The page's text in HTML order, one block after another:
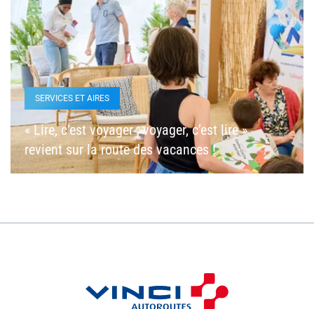
SERVICES ET AIRES
« Lire, c’est voyager ; voyager, c’est lire »
revient sur la route des vacances !